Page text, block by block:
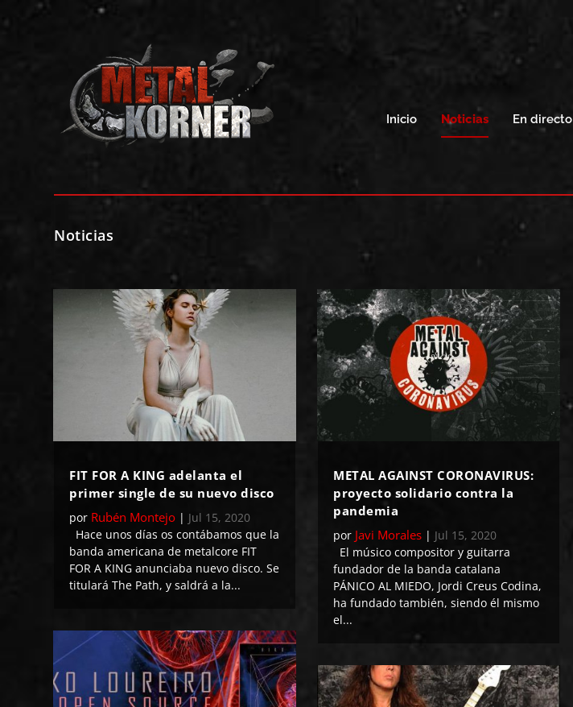
Inicio Noticias En directo
Noticias
FIT FOR A KING adelanta el
primer single de su nuevo disco
por Rubén Montejo | Jul 15, 2020
Hace unos días os contábamos que la
banda americana de metalcore FIT
FOR A KING anunciaba nuevo disco. Se
titulará The Path, y saldrá a la...
METAL AGAINST CORONAVIRUS:
proyecto solidario contra la
pandemia
por Javi Morales | Jul 15, 2020
El músico compositor y guitarra
fundador de la banda catalana
PÁNICO AL MIEDO, Jordi Creus Codina,
ha fundado también, siendo él mismo
el...